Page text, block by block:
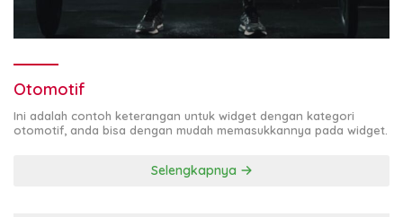
Otomotif
Ini adalah contoh keterangan untuk widget dengan kategori
otomotif, anda bisa dengan mudah memasukkannya pada widget.
Selengkapnya